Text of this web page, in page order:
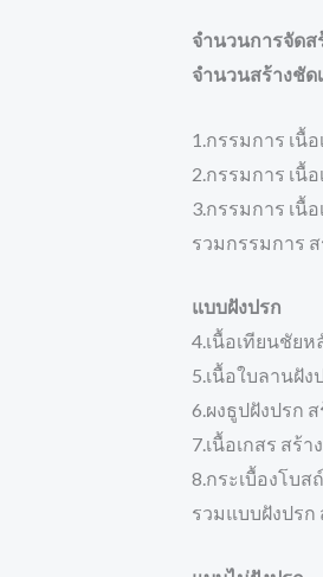
จำนวนการจัดส
จำนวนสร้างชั
1.กรรมการ เนื้
2.กรรมการ เนื้
3.กรรมการ เนื้
รวมกรรมการ ส
แบบฝังปรก
4.เนื้อเทียนชัยห
5.เนื้อใบลานฝัง
6.ผงธูปฝังปรก
7.เนื้อเกสร สร้า
8.กระเบื้องโบส
รวมแบบฝังปรก